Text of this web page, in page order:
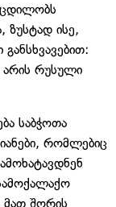
ცდილობს
ზუსტად ისე,
რუსული
საბჭოთა
რომლებიც
მათ შორის